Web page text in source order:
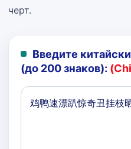
черт.
Введите
(до 200 знаков):